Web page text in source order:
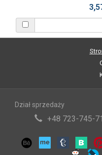
Dział sprzedaży
+48 723-745-